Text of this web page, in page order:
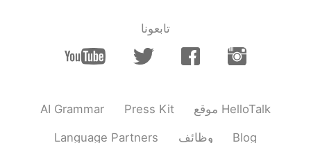
"you don't belong here"라는 인식이 참 안
타까운 거 같아요
@Jeongyeon Jayne 정연
Ugh seriously
it's so frustrating! And the worst part is
تابعونا
AI Grammar Press Kit موقع HelloTalk
Language Partners وظائف Blog